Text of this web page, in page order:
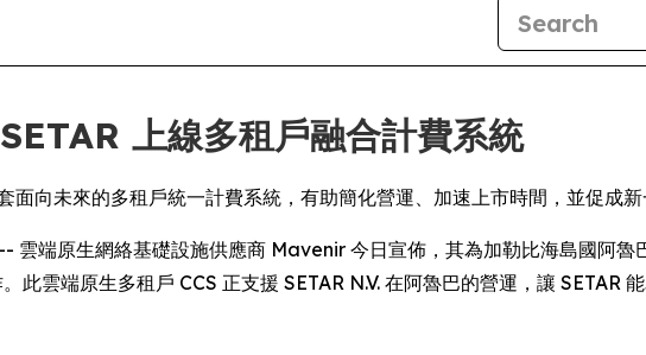
上線多租戶融合計費系統
向未來的多租戶統一計費系統，有助簡化營運、加速上市時間，並促成新
端原生網絡基礎設施供應商 Mavenir 今日宣佈，其為加勒比海島國阿魯
此雲端原生多租戶 CCS 正支援 SETAR N.V. 在阿魯巴的營運，讓 SETAR